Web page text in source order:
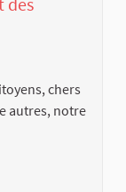
chers
autres, notre